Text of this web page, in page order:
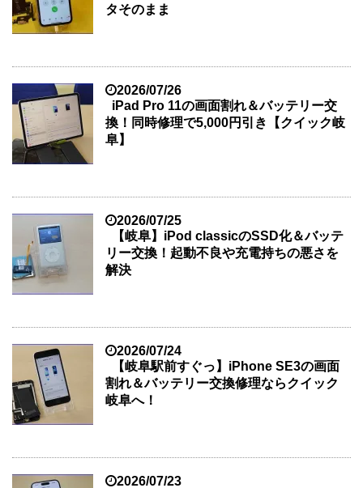
タそのまま
2026/07/26
iPad Pro 11の画面割れ＆バッテリー交
換！同時修理で5,000円引き【クイック岐
阜】
2026/07/25
【岐阜】iPod classicのSSD化＆バッテ
リー交換！起動不良や充電持ちの悪さを
解決
2026/07/24
【岐阜駅前すぐっ】iPhone SE3の画面
割れ＆バッテリー交換修理ならクイック
岐阜へ！
2026/07/23